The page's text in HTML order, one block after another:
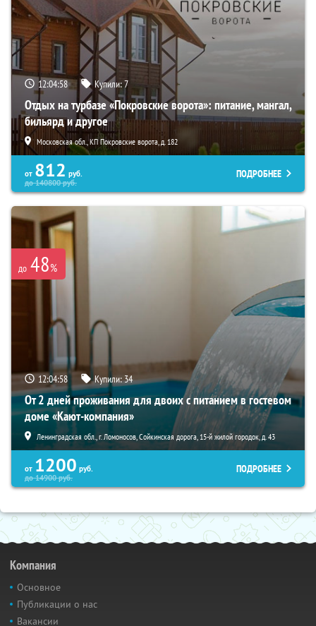
12:04:57 Купили:7
Отдых на турбазе «Покровские ворота»: питание, мангал,
бильярд и другое
Московская обл., КП Покровские ворота, д. 182
от 812 руб.
до140800руб.
ПОДРОБНЕЕ
до 48%
12:04:57 Купили:34
От 2 дней проживания для двоих с питанием в гостевом
доме «Кают-компания»
Ленинградская обл., г. Ломоносов, Сойкинская дорога, 15-й жилой городок, д. 43
от 1200 руб.
до14900руб.
ПОДРОБНЕЕ
Компания
Основное
Публикации о нас
Вакансии